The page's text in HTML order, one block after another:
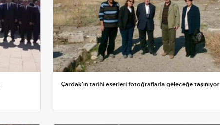
Çardak'ın tarihi eserleri fotoğraflarla geleceğe taşınıyor